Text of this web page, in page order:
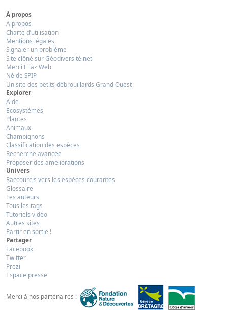
À propos
A propos
Charte d’utilisation
Mentions légales
Signaler un problème
Site clôné sur Géodiversité.net
Merci Eliaz Web
Né de SPIP
Un site des petits débrouillards Grand Ouest
Explorer
Aide
Ecosystèmes
Plantes
Animaux
Champignons
Classification des espèces
Recherche avancée
Proposer des améliorations
Univers
Raccourcis vers les espèces courantes
Glossaire
Les auteurs
Tous les tags
Tutoriels vidéo
Autres sites
Partir en sortie !
Partager
Facebook
Twitter
Prezi
Espace presse
Merci à nos partenaires :